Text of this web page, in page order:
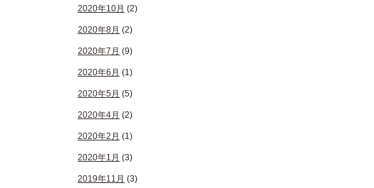
2020年10月 (2)
2020年8月 (2)
2020年7月 (9)
2020年6月 (1)
2020年5月 (5)
2020年4月 (2)
2020年2月 (1)
2020年1月 (3)
2019年11月 (3)